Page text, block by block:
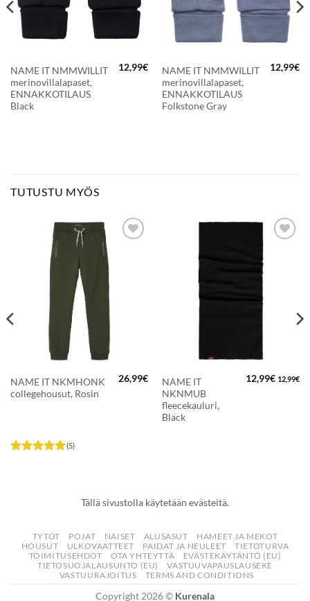
NAME IT NMMWILLIT
merinovillalapaset,
ENNAKKOTILAUS
Black
12,99€
NAME IT NMMWILLIT
merinovillalapaset,
ENNAKKOTILAUS
Folkstone Gray
12,99€
TUTUSTU MYÖS
LISÄÄ
SUOSIKKEIHIN
NAME IT NKMHONK
collegehousut, Rosin
(5)
26,99€
LISÄÄ
SUOSIKKEIHIN
NAME IT
NKNMUB
fleecekauluri,
Black
12,99€ 12,99€
Tällä sivustolla käytetään evästeitä.
TYTÖT POJAT NAISET ALUSASUT
HAMEET JA MEKOT
HOUSUT
ULKOVAATTEET PAIDAT JA NEULEET
TIETOTURVA
TOIMITUSEHDOT
OTA YHTEYTTÄ
EVÄSTEKÄYTÄNTÖ (EU)
TIETOSUOJALAUSUNTO (EU)
VASTUUVAPAUSLAUSEKE
VASTUURAJOITUS
TERMS AND CONDITIONS
Copyright 2026 © Kurenala